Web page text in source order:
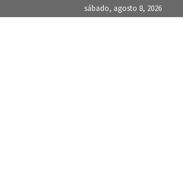
sábado, agosto 8, 2026